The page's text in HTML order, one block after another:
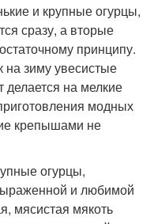
и крупные огурцы,
сразу, а вторые
принципу.
на зиму увесистые
делается на мелкие
модных
крепышами не
огурцы,
и любимой
мясистая мякоть